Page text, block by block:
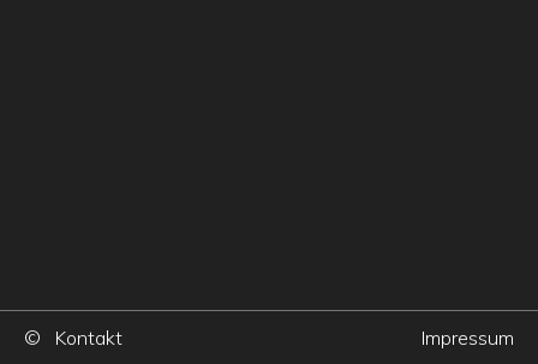
© Kontakt Impressum